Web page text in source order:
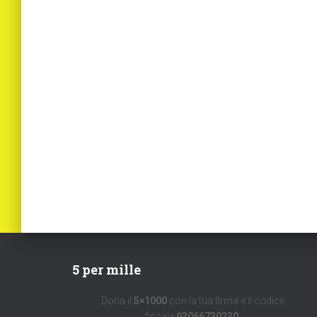
5 per mille
Dona il 5×1000con la tua firma e il codice